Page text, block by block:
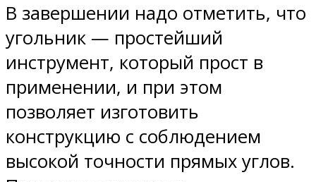
В завершении надо отметить, что
угольник — простейший
инструмент, который прост в
применении, и при этом
позволяет изготовить
конструкцию с соблюдением
высокой точности прямых углов.